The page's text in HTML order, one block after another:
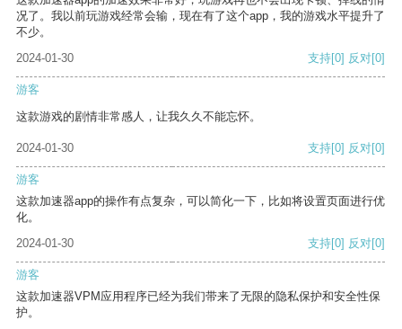
况了。我以前玩游戏经常会输，现在有了这个app，我的游戏水平提升了
不少。
2024-01-30
支持[0] 反对[0]
游客
这款游戏的剧情非常感人，让我久久不能忘怀。
2024-01-30 支持[0] 反对[0]
游客
这款加速器app的操作有点复杂，可以简化一下，比如将设置页面进行优
化。
2024-01-30
支持[0] 反对[0]
游客
这款加速器VPM应用程序已经为我们带来了无限的隐私保护和安全性保
护。